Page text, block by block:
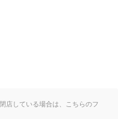
店している場合は、こちらのフ